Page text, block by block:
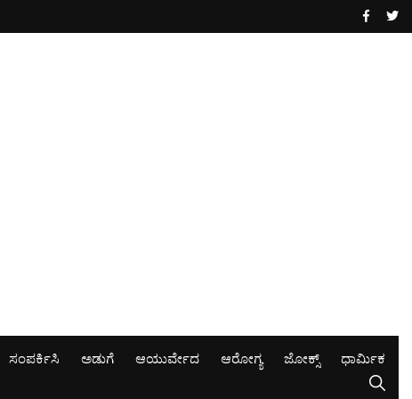
ಸಂಪರ್ಕಿಸಿ ಅಡುಗೆ ಆಯುರ್ವೇದ ಆರೋಗ್ಯ ಜೋಕ್ಸ್ ಧಾರ್ಮಿಕ